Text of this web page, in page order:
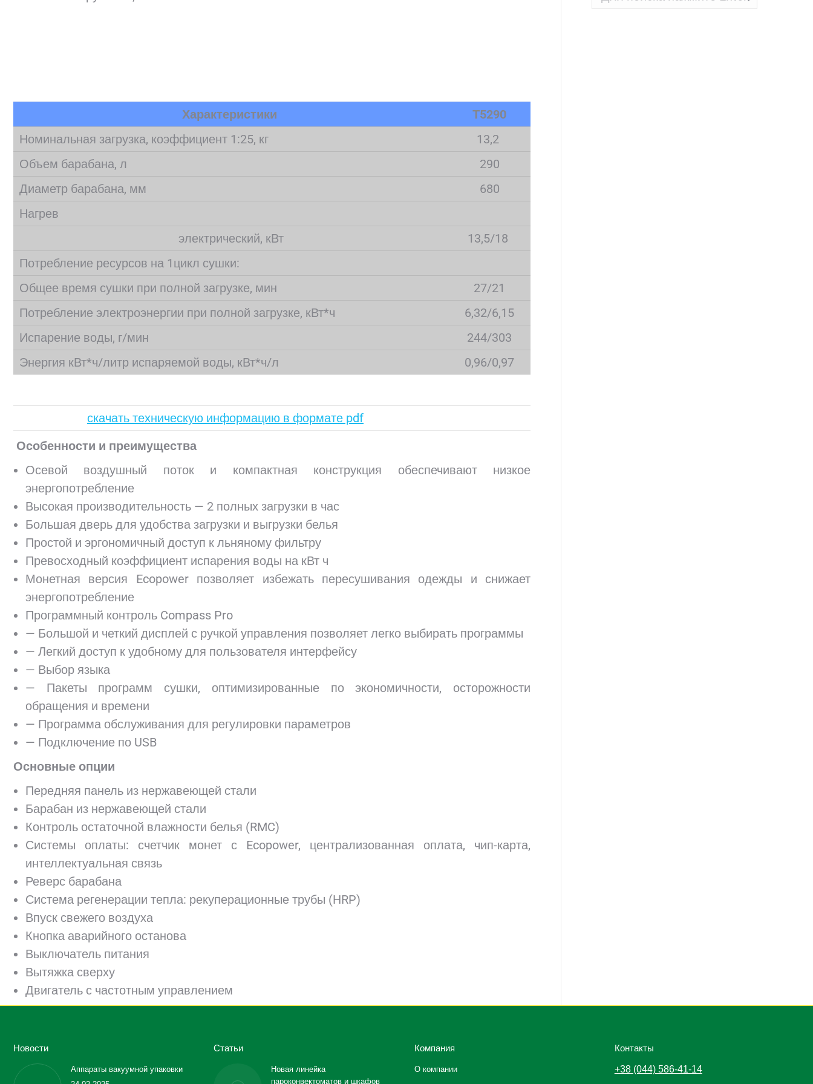
Характеристики
T5290
Номинальная загрузка, коэффициент 1:25, кг
13,2
Объем барабана, л
290
Диаметр барабана, мм
680
Нагрев
электрический, кВт
13,5/18
Потребление ресурсов на 1цикл сушки:
Общее время сушки при полной загрузке, мин
27/21
Потребление электроэнергии при полной загрузке, кВт*ч
6,32/6,15
Испарение воды, г/мин
244/303
Энергия кВт*ч/литр испаряемой воды, кВт*ч/л
0,96/0,97
скачать техническую информацию в формате pdf
Особенности и преимущества
Осевой воздушный поток и компактная конструкция обеспечивают низкое
энергопотребление
Высокая производительность — 2 полных загрузки в час
Большая дверь для удобства загрузки и выгрузки белья
Простой и эргономичный доступ к льняному фильтру
Превосходный коэффициент испарения воды на кВт ч
Монетная версия Ecopower позволяет избежать пересушивания одежды и снижает
энергопотребление
Программный контроль Compass Pro
— Большой и четкий дисплей с ручкой управления позволяет легко выбирать программы
— Легкий доступ к удобному для пользователя интерфейсу
— Выбор языка
— Пакеты программ сушки, оптимизированные по экономичности, осторожности
обращения и времени
— Программа обслуживания для регулировки параметров
— Подключение по USB
Основные опции
Передняя панель из нержавеющей стали
Барабан из нержавеющей стали
Контроль остаточной влажности белья (RMC)
Системы оплаты: счетчик монет с Ecopower, централизованная оплата, чип-карта,
интеллектуальная связь
Реверс барабана
Система регенерации тепла: рекуперационные трубы (HRP)
Впуск свежего воздуха
Кнопка аварийного останова
Выключатель питания
Вытяжка сверху
Двигатель с частотным управлением
Новости
Аппараты вакуумной упаковки
Статьи
Новая линейка
пароконвектоматов и шкафов
Компания
О компании
Контакты
+38 (044) 586-41-14